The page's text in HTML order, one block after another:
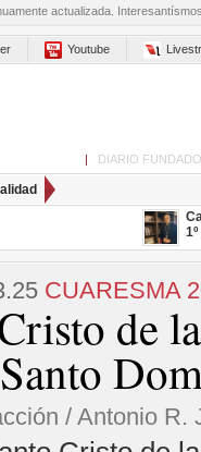
actualizada.
Youtube
| DIARIO
CUARESMA
de
/ Antonio R.